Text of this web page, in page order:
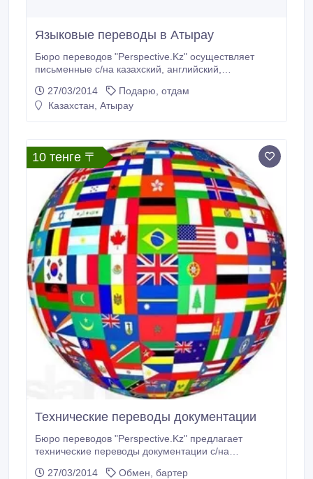
Языковые переводы в Атырау
Бюро переводов "Perspective.Kz" осуществляет
письменные с/на казахский, английский,
арабский, турецкий, португальский, испанский
языки. Конфиденциальность. Качественно и в
27/03/2014
Подарю, отдам
Казахстан, Атырау
10 тенге 〒
Технические переводы документации
Бюро переводов "Perspective.Kz" предлагает
технические переводы документации с/на
87022617245. Эл.почта: perspective.kz@mail.ru.
27/03/2014
Обмен, бартер